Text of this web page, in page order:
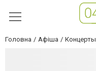
Головна Афіша Концерты